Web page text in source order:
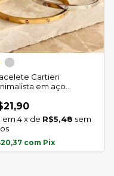
Cartieri
em aço
4x de R$5,48 sem
com Pix